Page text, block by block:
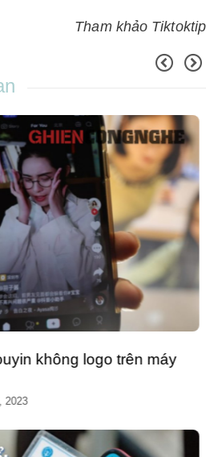
Tham khảo Tiktoktip
không logo trên máy
2023